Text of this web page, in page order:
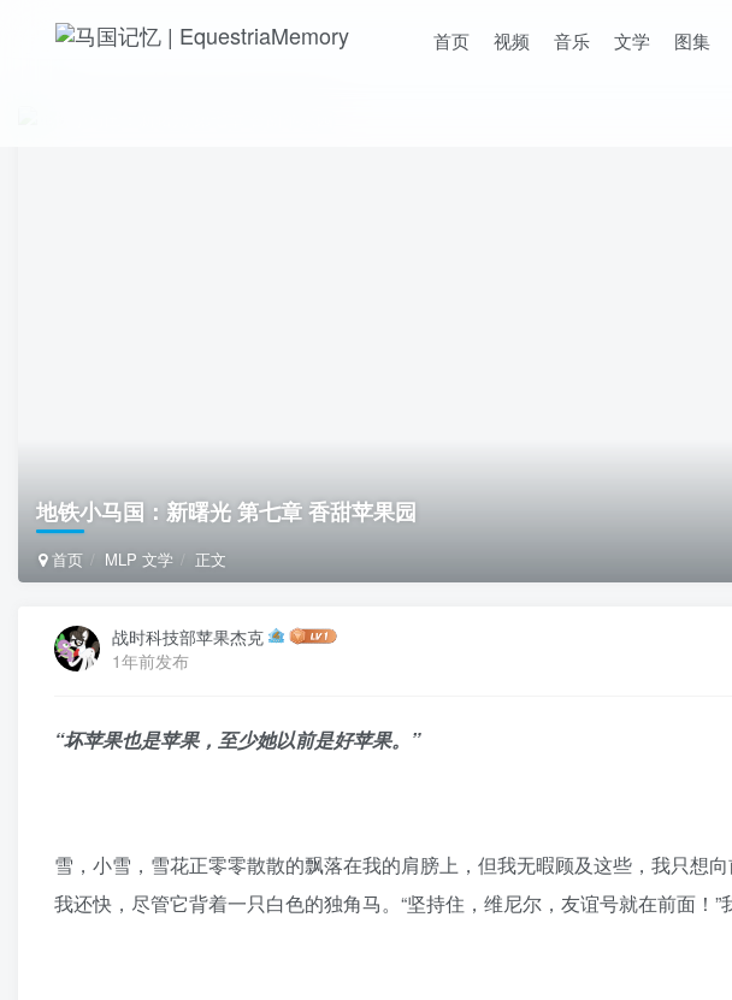
首页 视频 音乐 文学 图集
地铁小马国：新曙光 第七章 香甜苹果园
首页 MLP 文学 正文
战时科技部苹果杰克
1年前发布
“坏苹果也是苹果，至少她以前是好苹果。”
雪，小雪，雪花正零零散散的飘落在我的肩膀上，但我无暇顾及这些，我只想
我还快，尽管它背着一只白色的独角马。“坚持住，维尼尔，友谊号就在前面！”